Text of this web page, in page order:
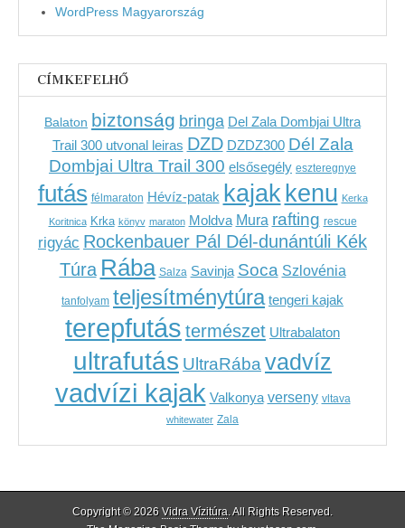
WordPress Magyarország
CÍMKEFELHŐ
Balaton biztonság bringa Del Zala Dombjai Ultra
Trail 300 utvonal leiras DZD DZDZ300 Dél Zala
Dombjai Ultra Trail 300 elsősegély eszteregnye
futás félmaraton Hévíz-patak kajakkenu Kerka
Koritnica Krka könyv maraton Moldva Mura rafting rescue
rigyác Rockenbauer Pál Dél-dunántúli Kék
Túra Rába Salza Savinja Soca Szlovénia
tanfolyam teljesítménytúra tengeri kajak
terepfutás természet Ultrabalaton
ultrafutás UltraRábavadvíz
vadvízi kajak Valkonya verseny vltava
whitewater Zala
Copyright © 2026 Vidra Vízitúra. All Rights Reserved.